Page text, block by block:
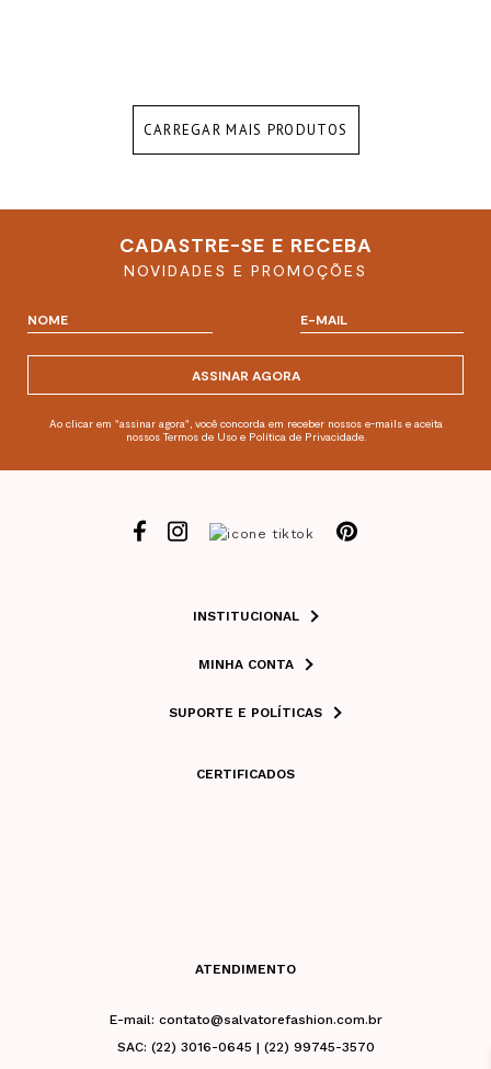
CARREGAR MAIS PRODUTOS
CADASTRE-SE E RECEBA
NOVIDADES E PROMOÇÕES
ASSINAR AGORA
Ao clicar em "assinar agora", você concorda em receber nossos e-mails e aceita
nossos Termos de Uso e Política de Privacidade.
INSTITUCIONAL
MINHA CONTA
SUPORTE E POLÍTICAS
CERTIFICADOS
ATENDIMENTO
E-mail: contato@salvatorefashion.com.br
SAC: (22) 3016-0645 | (22) 99745-3570